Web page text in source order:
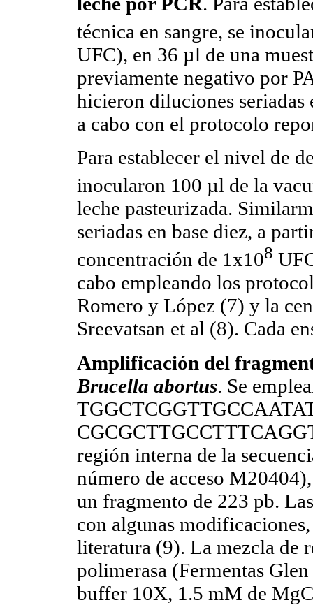
técnica en sangre, se
UFC), en 36 µl de una
previamente negativo por
hicieron diluciones seriadas
a cabo con el protocolo
Para establecer el nivel de
inocularon 100 µl de la
leche pasteurizada.
seriadas en base diez, a
concentración de 1x108
cabo empleando los
Romero y López (7) y la
Sreevatsan et al (8). Cada
Amplificación del
Brucella abortus. Se
región interna de la
número de acceso
un fragmento de 223 pb.
con algunas
literatura (9). La mezcla de
polimerasa (Fermentas
buffer 10X, 1.5 mM de